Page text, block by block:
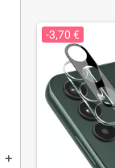
add
-3,70 €